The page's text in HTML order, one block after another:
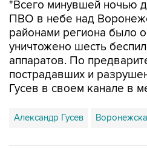
районами региона было
уничтожено шесть
аппаратов. По
пострадавших и
Гусев в своем канале в
Александр Гусев